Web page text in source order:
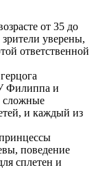
от 35 до
уверены,
ответственной
Филиппа и
сложные
и каждый из
поведение
сплетен и